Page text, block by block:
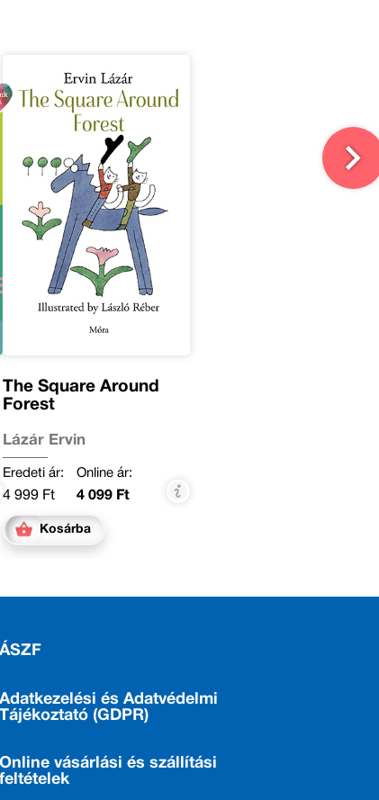
The Square Around
Forest
Lázár Ervin
Eredeti ár:
4 999 Ft
Online ár:
4 099 Ft
Kosárba
ÁSZF
Adatkezelési és Adatvédelmi
Tájékoztató (GDPR)
Online vásárlási és szállítási
feltételek